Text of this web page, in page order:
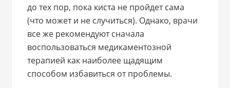
до тех пор, пока киста не пройдет сама
(что может и не случиться). Однако, врачи
все же рекомендуют сначала
воспользоваться медикаментозной
терапией как наиболее щадящим
способом избавиться от проблемы.